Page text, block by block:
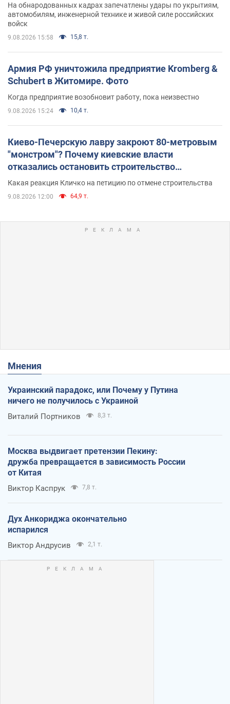
На обнародованных кадрах запечатлены удары по укрытиям,
автомобилям, инженерной технике и живой силе российских
войск
9.08.2026 15:58 15,8 т.
Армия РФ уничтожила предприятие Kromberg &
Schubert в Житомире. Фото
Когда предприятие возобновит работу, пока неизвестно
9.08.2026 15:24 10,4 т.
Киево-Печерскую лавру закроют 80-метровым
"монстром"? Почему киевские власти
отказались остановить строительство
небоскреба "московского верующего"
Какая реакция Кличко на петицию по отмене строительства
9.08.2026 12:00 64,9 т.
Мнения
Украинский парадокс, или Почему у Путина
ничего не получилось с Украиной
Виталий Портников 8,3 т.
Москва выдвигает претензии Пекину:
дружба превращается в зависимость России
от Китая
Виктор Каспрук 7,8 т.
Дух Анкориджа окончательно
испарился
Виктор Андрусив 2,1 т.